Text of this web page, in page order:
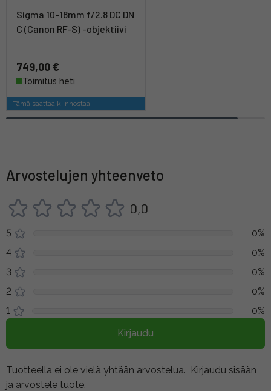
Sigma 10-18mm f/2.8 DC DN
C (Canon RF-S) -objektiivi
749,00 €
Toimitus heti
Tämä saattaa kiinnostaa
Arvostelujen yhteenveto
0,0
5
0%
4
0%
3
0%
2
0%
1
0%
Kirjaudu
Tuotteella ei ole vielä yhtään arvostelua. Kirjaudu sisään
ja arvostele tuote.